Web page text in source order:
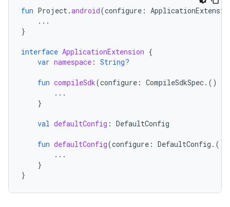
fun Project.android(configure :
...
}
interface ApplicationExtension {
var namespace : String?
fun compileSdk(configure : CompileSdkSpec.()
...
}
val defaultConfig : DefaultConfig
fun defaultConfig(configure : DefaultConfig .()
...
}
}